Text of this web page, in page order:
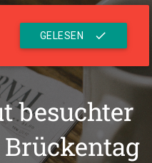
GELESEN check
besuchter